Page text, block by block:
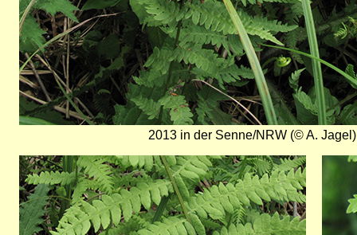
2013 in der Senne/NRW (© A. Jagel)
Bild
Bild